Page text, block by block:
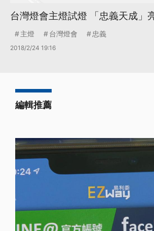
台灣燈會主燈試燈 「忠義天成」
主燈 台灣燈會 忠義
2018/2/24 19:16
編輯推薦